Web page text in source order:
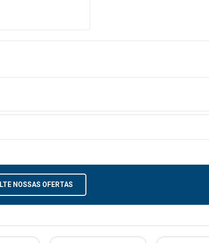
NOSSAS OFERTAS